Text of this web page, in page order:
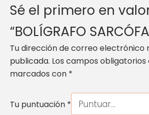
Sé el primero en
“BOLÍGRAFO
Tu dirección de correo electrónico
publicada. Los campos obligatorios
marcados con *
Tu puntuación *